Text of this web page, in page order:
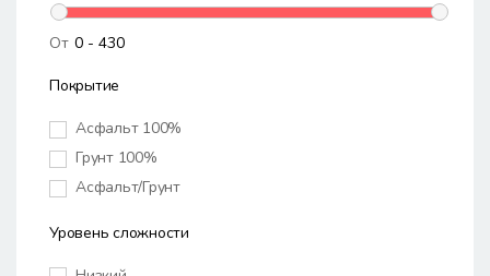
От
Покрытие
Асфальт 100%
Грунт 100%
Асфальт/Грунт
Уровень сложности